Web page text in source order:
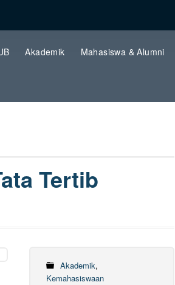
Akademik Mahasiswa & Alumni
Tertib
Akademik,
Kemahasiswaan